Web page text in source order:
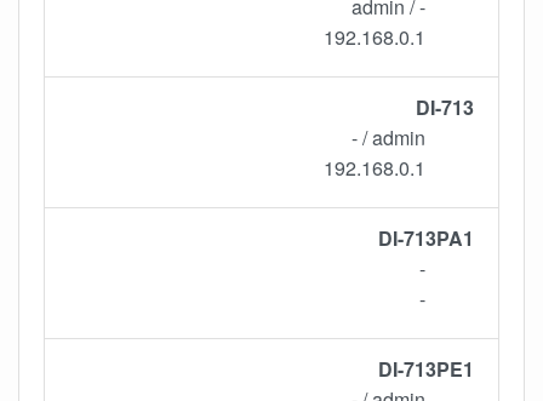
- / admin
192.168.0.1
DI-713
admin / -
192.168.0.1
DI-713PA1
-
-
DI-713PE1